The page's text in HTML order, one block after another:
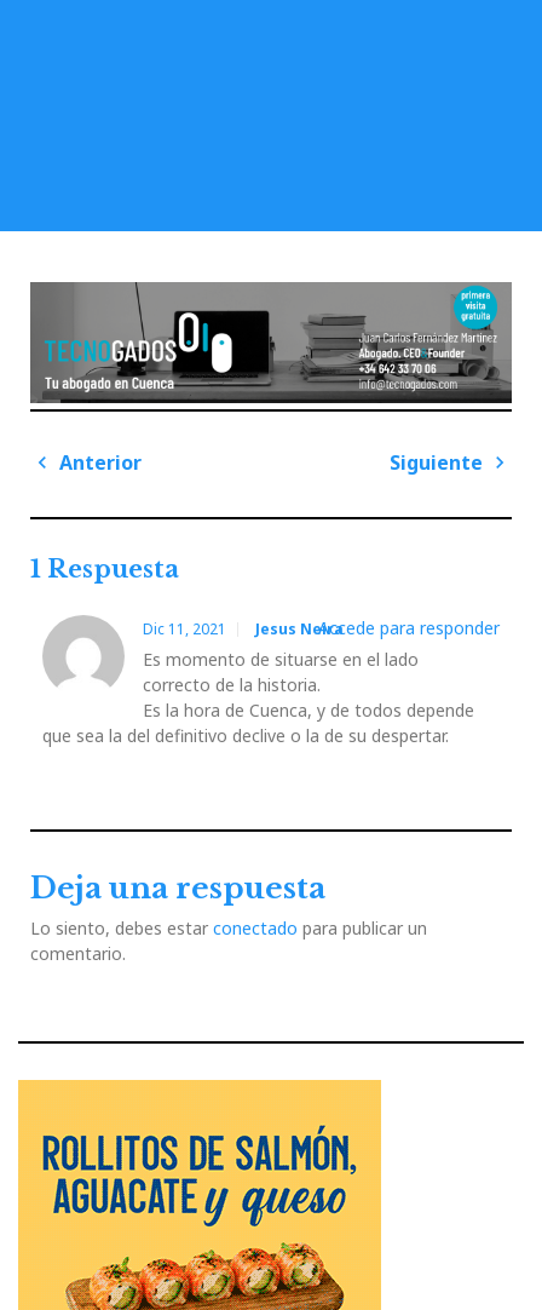
Navegación
entradas
Anterior
Siguiente
1 Respuesta
Dic 11, 2021 Jesus Neira
Es momento de situarse en el lado
correcto de la historia.
Es la hora de Cuenca, y de todos depende
que sea la del definitivo declive o la de su despertar.
Accede para responder
Deja una respuesta
Lo siento, debes estar conectado para publicar un
comentario.